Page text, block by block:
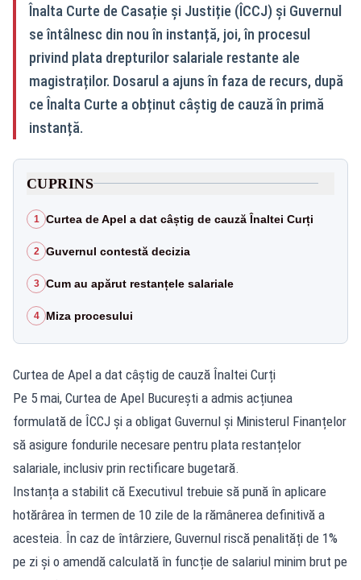
Înalta Curte de Casație și Justiție (ÎCCJ) și Guvernul
se întâlnesc din nou în instanță, joi, în procesul
privind plata drepturilor salariale restante ale
magistraților. Dosarul a ajuns în faza de recurs, după
ce Înalta Curte a obținut câștig de cauză în primă
instanță.
CUPRINS
1 Curtea de Apel a dat câștig de cauză Înaltei Curți
2 Guvernul contestă decizia
3 Cum au apărut restanțele salariale
4 Miza procesului
Curtea de Apel a dat câștig de cauză Înaltei Curți
Pe 5 mai, Curtea de Apel București a admis acțiunea
formulată de ÎCCJ și a obligat Guvernul și Ministerul Finanțelor
să asigure fondurile necesare pentru plata restanțelor
salariale, inclusiv prin rectificare bugetară.
Instanța a stabilit că Executivul trebuie să pună în aplicare
hotărârea în termen de 10 zile de la rămânerea definitivă a
acesteia. În caz de întârziere, Guvernul riscă penalități de 1%
pe zi și o amendă calculată în funcție de salariul minim brut pe